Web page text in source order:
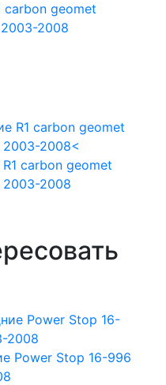
carbon geomet
2008
carbon geomet
2003-2008
Power Stop 16-996